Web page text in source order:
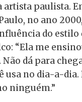
artista paulista.
no ano
do estilo
“Ela me
dá para
usa no dia-a-dia.
ninguém.”